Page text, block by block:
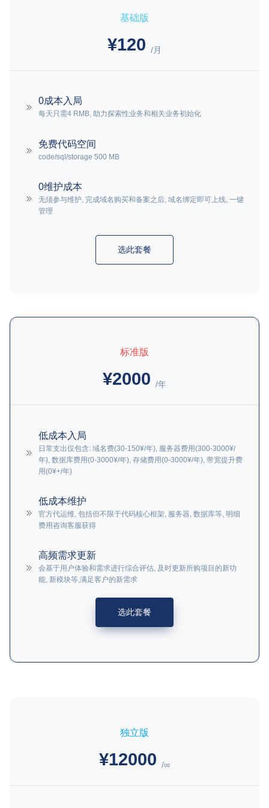
基础版
¥120 /月
0成本入局
每天只需4 RMB, 助力探索性业务和相关业务初始化
免费代码空间
code/sql/storage 500 MB
0维护成本
无须参与维护, 完成域名购买和备案之后, 域名绑定即可上线, 一键
管理
选此套餐
标准版
¥2000 /年
低成本入局
日常支出仅包含: 域名费(30-150¥/年), 服务器费用(300-3000¥/
年), 数据库费用(0-3000¥/年), 存储费用(0-3000¥/年), 带宽提升费
用(0¥+/年)
低成本维护
官方代运维, 包括但不限于代码核心框架, 服务器, 数据库等, 明细
费用咨询客服获得
高频需求更新
会基于用户体验和需求进行综合评估, 及时更新所购项目的新功
能, 新模块等,满足客户的新需求
选此套餐
独立版
¥12000 /∞